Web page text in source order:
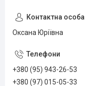
Оксана Юріївна
+380 (95) 943-26-53
+380 (97) 015-05-33